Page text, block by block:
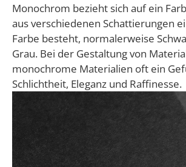
Monochrom bezieht sich auf ein
aus verschiedenen Schattierungen
Farbe besteht, normalerweise
Grau. Bei der Gestaltung von
monochrome Materialien oft ein
Schlichtheit, Eleganz und Raffinesse.